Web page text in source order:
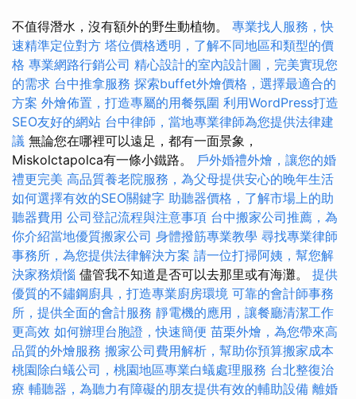
不值得潛水，沒有額外的野生動植物。 專業找人服務，快
速精準定位對方 塔位價格透明，了解不同地區和類型的價
格 專業網路行銷公司 精心設計的室內設計圖，完美實現您
的需求 台中推拿服務 探索buffet外燴價格，選擇最適合的
方案 外燴佈置，打造專屬的用餐氛圍 利用WordPress打造
SEO友好的網站 台中律師，當地專業律師為您提供法律建
議 無論您在哪裡可以遠足，都有一面景象，
Miskolctapolca有一條小鐵路。 戶外婚禮外燴，讓您的婚
禮更完美 高品質養老院服務，為父母提供安心的晚年生活
如何選擇有效的SEO關鍵字 助聽器價格，了解市場上的助
聽器費用 公司登記流程與注意事項 台中搬家公司推薦，為
你介紹當地優質搬家公司 身體撥筋專業教學 尋找專業律師
事務所，為您提供法律解決方案 請一位打掃阿姨，幫您解
決家務煩惱 儘管我不知道是否可以去那里或有海灘。 提供
優質的不鏽鋼廚具，打造專業廚房環境 可靠的會計師事務
所，提供全面的會計服務 靜電機的應用，讓餐廳清潔工作
更高效 如何辦理台胞證，快速簡便 苗栗外燴，為您帶來高
品質的外燴服務 搬家公司費用解析，幫助你預算搬家成本
桃園除白蟻公司，桃園地區專業白蟻處理服務 台北整復治
療 輔聽器，為聽力有障礙的朋友提供有效的輔助設備 離婚